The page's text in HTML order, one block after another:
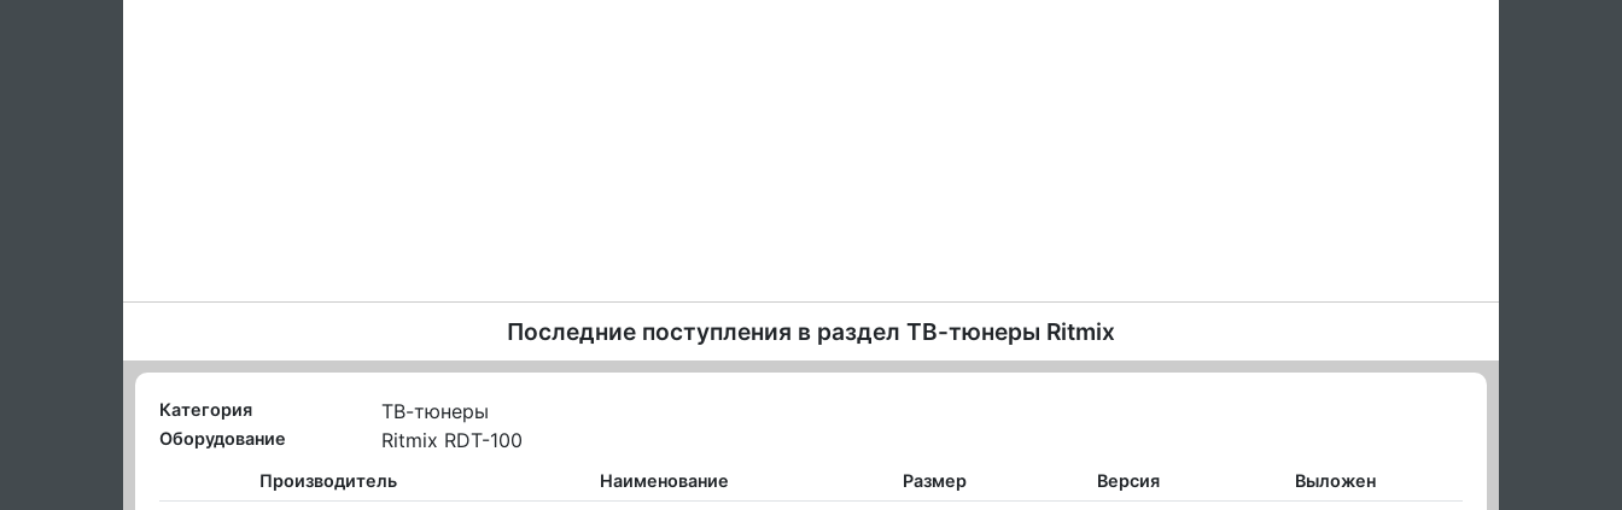
Последние поступления в раздел ТВ-тюнеры Ritmix
Категория ТВ-тюнеры
Оборудование Ritmix RDT-100
Производитель Наименование Размер Версия Выложен